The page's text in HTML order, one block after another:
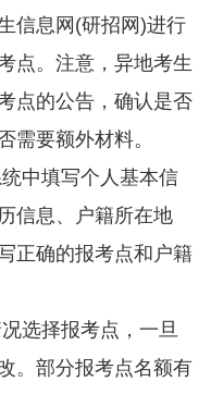
信息网(研招网)进行
点。注意，异地考生
点的公告，确认是否
需要额外材料。
中填写个人基本信
信息、户籍所在地
正确的报考点和户籍
选择报考点，一旦
。部分报考点名额有